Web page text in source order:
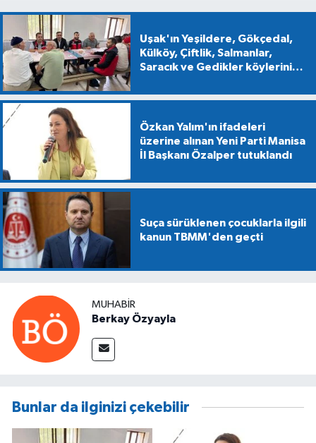
Uşak'ın Yeşildere, Gökçedal,
Külköy, Çiftlik, Salmanlar,
Saracık ve Gedikler köylerini
Özkan Yalım'ın ifadeleri
üzerine alınan Yeni Parti Manisa
İl Başkanı Özalper tutuklandı
Suça sürüklenen çocuklarla ilgili
kanun TBMM'den geçti
MUHABIR
Berkay Özyayla
Bunlar da ilginizi çekebilir